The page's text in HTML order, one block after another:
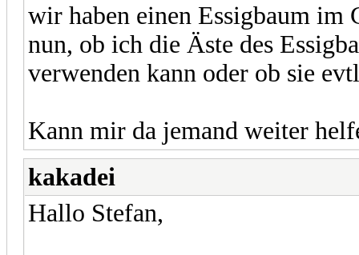
wir haben einen Essigbaum im
nun, ob ich die Äste des
verwenden kann oder ob sie
Kann mir da jemand weiter
kakadei
Hallo Stefan,